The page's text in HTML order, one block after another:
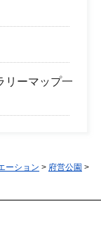
ーマップ一
ーション > 府営公園 >